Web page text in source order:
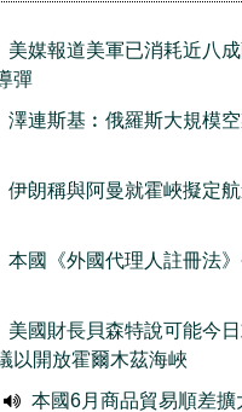
美媒報道美軍已消耗近八
彈
澤連斯基︰俄羅斯大規模
伊朗稱與阿曼就霍峽擬定
本國《外國代理人註冊法
美國財長貝森特說可能今
以開放霍爾木茲海峽
本國6月商品貿易順差擴